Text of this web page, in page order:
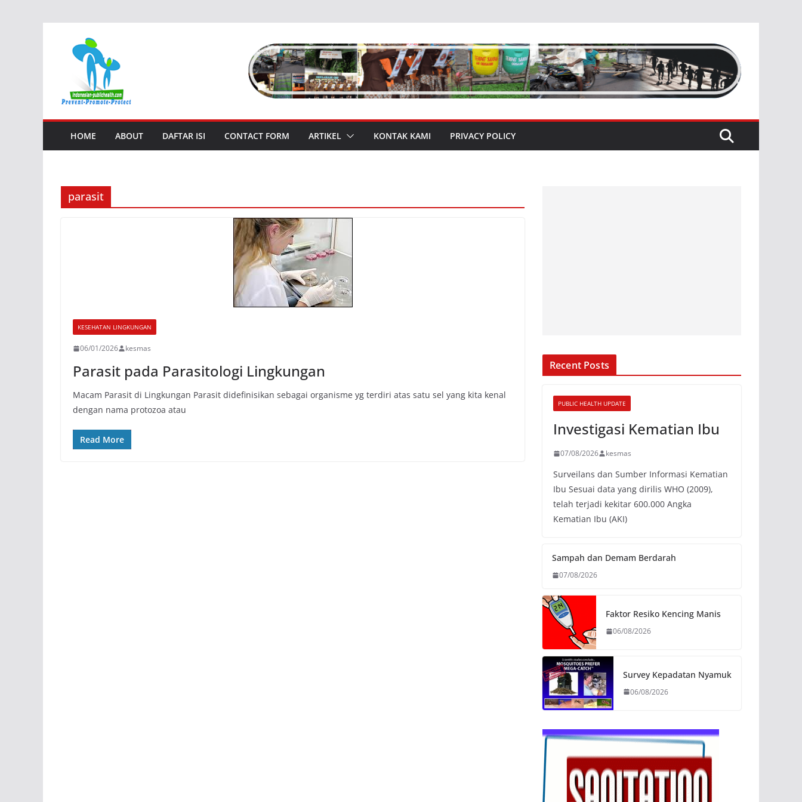
HOME ABOUT DAFTAR ISI CONTACT FORM ARTIKEL KONTAK KAMI PRIVACY POLICY
parasit
KESEHATAN LINGKUNGAN
06/01/2026 kesmas
Parasit pada Parasitologi Lingkungan
Macam Parasit di Lingkungan Parasit didefinisikan sebagai organisme yg terdiri atas satu sel yang kita kenal
dengan nama protozoa atau
Read More
Recent Posts
PUBLIC HEALTH UPDATE
Investigasi Kematian Ibu
07/08/2026 kesmas
Surveilans dan Sumber Informasi Kematian
Ibu Sesuai data yang dirilis WHO (2009),
telah terjadi kekitar 600.000 Angka
Kematian Ibu (AKI)
Sampah dan Demam Berdarah
07/08/2026
Faktor Resiko Kencing Manis
06/08/2026
Survey Kepadatan Nyamuk
06/08/2026